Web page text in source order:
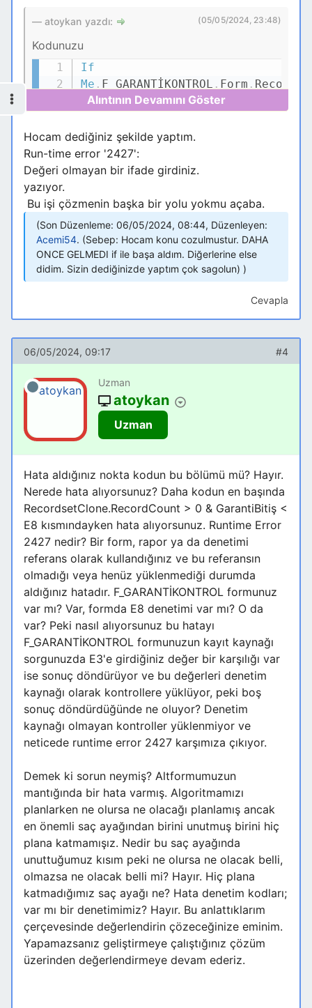
(05/05/2024, 23:48)
atoykan yazdı:
Kodunuzu
If
Me . F_GARANTİKONTROL . Form .
= 0 Then
GELMEDİ"
End
If
şeklinde düzelterek deneyin. RecordCount 0 ve
>0 değerler üretir <0 değer almaz.
Hocam dediğiniz şekilde yaptım.
Run-time error '2427':
Değeri olmayan bir ifade girdiniz.
yazıyor.
Bu işi çözmenin başka bir yolu yokmu açaba.
Son Düzenleme: 06/05/2024, 08:44, Düzenleyen:
Acemi54. (Sebep: Hocam konu cozulmustur. DAHA
ONCE GELMEDI if ile başa aldım. Diğerlerine else
didim. Sizin dediğinizde yaptım çok sagolun)
Cevapla
06/05/2024, 09:17 #4
Uzman
atoykan
Uzman
Hata aldığınız nokta kodun bu bölümü mü? Hayır.
Nerede hata alıyorsunuz? Daha kodun en başında
RecordsetClone.RecordCount > 0 & GarantiBitiş <
E8 kısmındayken hata alıyorsunuz. Runtime Error
2427 nedir? Bir form, rapor ya da denetimi
referans olarak kullandığınız ve bu referansın
olmadığı veya henüz yüklenmediği durumda
aldığınız hatadır. F_GARANTİKONTROL formunuz
var mı? Var, formda E8 denetimi var mı? O da
var? Peki nasıl alıyorsunuz bu hatayı
F_GARANTİKONTROL formunuzun kayıt kaynağı
sorgunuzda E3'e girdiğiniz değer bir karşılığı var
ise sonuç döndürüyor ve bu değerleri denetim
kaynağı olarak kontrollere yüklüyor, peki boş
sonuç döndürdüğünde ne oluyor? Denetim
kaynağı olmayan kontroller yüklenmiyor ve
neticede runtime error 2427 karşımıza çıkıyor.
Demek ki sorun neymiş? Altformumuzun
mantığında bir hata varmış. Algoritmamızı
planlarken ne olursa ne olacağı planlamış ancak
en önemli saç ayağından birini unutmuş birini hiç
plana katmamışız. Nedir bu saç ayağında
unuttuğumuz kısım peki ne olursa ne olacak belli,
olmazsa ne olacak belli mi? Hayır. Hiç plana
katmadığımız saç ayağı ne? Hata denetim kodları;
var mı bir denetimimiz? Hayır. Bu anlattıklarım
çerçevesinde değerlendirin çözeceğinize eminim.
Yapamazsanız geliştirmeye çalıştığınız çözüm
üzerinden değerlendirmeye devam ederiz.